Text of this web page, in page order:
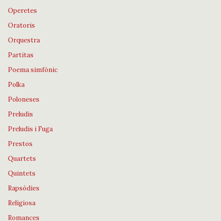
Operetes
Oratoris
Orquestra
Partitas
Poema simfònic
Polka
Poloneses
Preludis
Preludis i Fuga
Prestos
Quartets
Quintets
Rapsòdies
Religiosa
Romances